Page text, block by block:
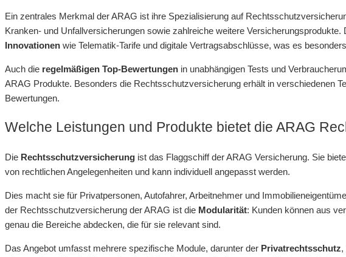
Ein zentrales Merkmal der ARAG ist ihre Spezialisierung auf
Kranken- und Unfallversicherungen sowie zahlreiche weitere
Innovationen wie Telematik-Tarife und digitale Vertragsabschlüsse, was es
Auch die regelmäßigen Top-Bewertungen in unabhängigen Tests und
ARAG Produkte. Besonders die Rechtsschutzversicherung erhält in verschiedenen
Bewertungen.
Welche Leistungen und Produkte bietet die ARAG
Die Rechtsschutzversicherung ist das Flaggschiff der ARAG Versicherung. Sie
von rechtlichen Angelegenheiten und kann individuell angepasst werden.
Dies macht sie für Privatpersonen, Autofahrer, Arbeitnehmer und
der Rechtsschutzversicherung der ARAG ist die Modularität: Kunden können aus
genau die Bereiche abdecken, die für sie relevant sind.
Das Angebot umfasst mehrere spezifische Module, darunter der Privatrechtsschutz,